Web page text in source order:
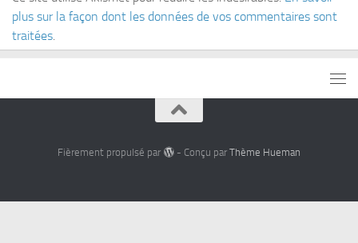
plus sur la façon dont les données de vos commentaires sont
traitées.
Fièrement propulsé par - Conçu par Thème Hueman